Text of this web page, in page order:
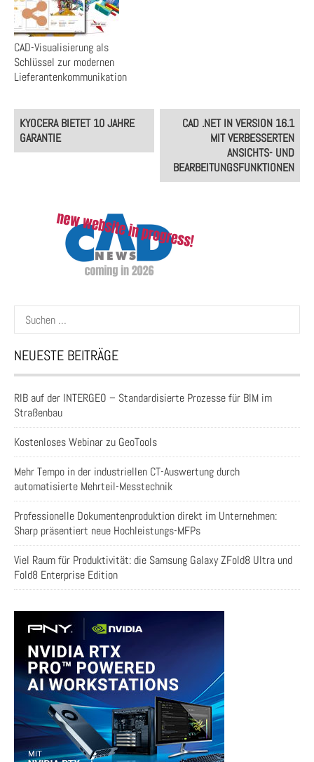
CAD-Visualisierung als
Schlüssel zur modernen
Lieferantenkommunikation
Post
navigation
KYOCERA BIETET 10 JAHRE
GARANTIE
CAD .NET IN VERSION 16.1
MIT VERBESSERTEN
ANSICHTS- UND
BEARBEITUNGSFUNKTIONEN
Suchen
nach:
NEUESTE BEITRÄGE
RIB auf der INTERGEO – Standardisierte Prozesse für BIM im
Straßenbau
Kostenloses Webinar zu GeoTools
Mehr Tempo in der industriellen CT-Auswertung durch
automatisierte Mehrteil-Messtechnik
Professionelle Dokumentenproduktion direkt im Unternehmen:
Sharp präsentiert neue Hochleistungs-MFPs
Viel Raum für Produktivität: die Samsung Galaxy ZFold8 Ultra und
Fold8 Enterprise Edition